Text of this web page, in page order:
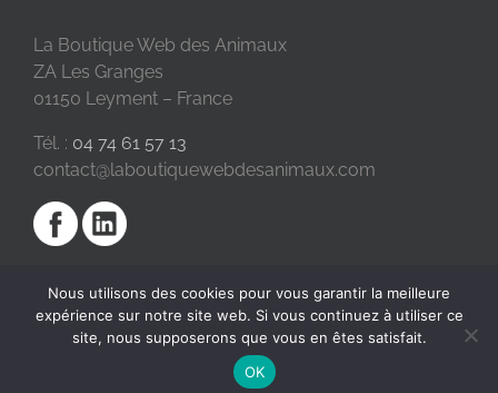
La Boutique Web des Animaux
ZA Les Granges
01150 Leyment – France
Tél. : 04 74 61 57 13
contact@laboutiquewebdesanimaux.com
2018 © La Boutique Web des Animaux | Réalisé par
Nous utilisons des cookies pour vous garantir la meilleure
expérience sur notre site web. Si vous continuez à utiliser ce
site, nous supposerons que vous en êtes satisfait.
OK